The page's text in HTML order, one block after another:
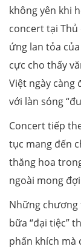
không yên khi
concert tại Thủ
ứng lan tỏa
cực cho thấy
Việt ngày càng
với làn sóng
Concert tiếp
tục mang đến
thăng hoa
ngoài mong
Những
bữa “đại tiệc”
phấn khích mà